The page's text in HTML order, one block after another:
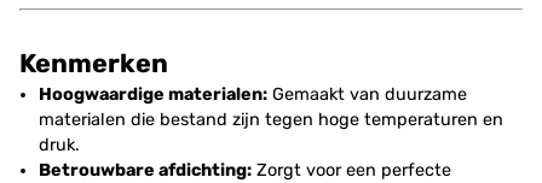
Kenmerken
Hoogwaardige materialen: Gemaakt van duurzame
materialen die bestand zijn tegen hoge temperaturen en
druk.
Betrouwbare afdichting: Zorgt voor een perfecte